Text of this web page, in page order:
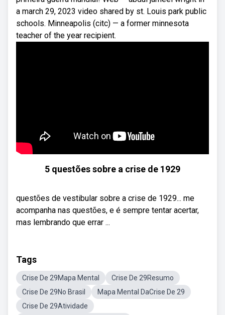
a march 29, 2023 video shared by st. Louis park public
schools. Minneapolis (citc) — a former minnesota
teacher of the year recipient.
5 questões sobre a crise de 1929
questões de vestibular sobre a crise de 1929... me
acompanha nas questões, e é sempre tentar acertar,
mas lembrando que errar ...
Tags
Crise De 29Mapa Mental
Crise De 29Resumo
Crise De 29No Brasil
Mapa Mental DaCrise De 29
Crise De 29Atividade